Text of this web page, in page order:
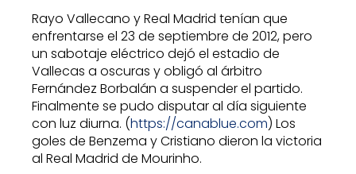
Rayo Vallecano y Real Madrid tenían que
enfrentarse el 23 de septiembre de 2012, pero
un sabotaje eléctrico dejó el estadio de
Vallecas a oscuras y obligó al árbitro
Fernández Borbalán a suspender el partido.
Finalmente se pudo disputar al día siguiente
con luz diurna. (https://canablue.com) Los
goles de Benzema y Cristiano dieron la victoria
al Real Madrid de Mourinho.